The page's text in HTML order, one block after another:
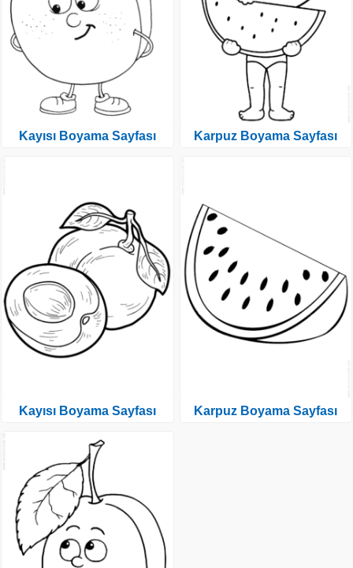
Kayısı Boyama Sayfası
Kayısı Boyama Sayfası
Karpuz Boyama Sayfası
Karpuz Boyama Sayfası